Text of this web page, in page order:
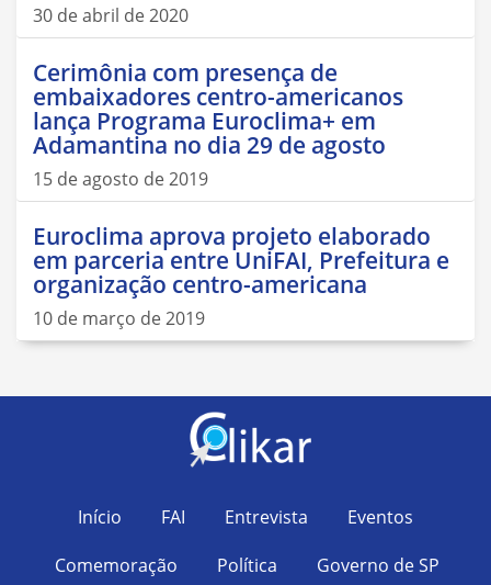
30 de abril de 2020
Cerimônia com presença de
embaixadores centro-americanos
lança Programa Euroclima+ em
Adamantina no dia 29 de agosto
15 de agosto de 2019
Euroclima aprova projeto elaborado
em parceria entre UniFAI, Prefeitura e
organização centro-americana
10 de março de 2019
Início FAI Entrevista
Eventos
Comemoração
Política Governo de SP